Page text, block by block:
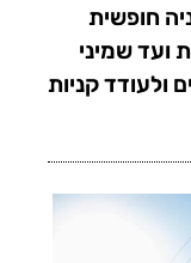
חופשית
ועד שמיני
קניות